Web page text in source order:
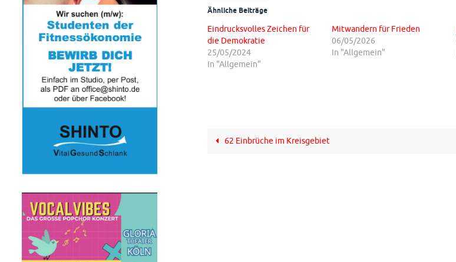
Ähnliche Beiträge
Eindrucksvolles Zeichen für
die Demokratie
25/05/2024
In "Allgemein"
Mitwandern für Frieden
06/05/2026
In "Allgemein"
62 Einbrüche im Kreisgebiet